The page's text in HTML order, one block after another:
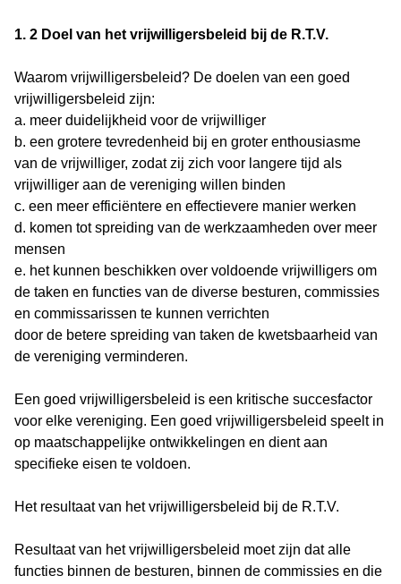
1. 2 Doel van het vrijwilligersbeleid bij de R.T.V.
Waarom vrijwilligersbeleid? De doelen van een goed
vrijwilligersbeleid zijn:
a. meer duidelijkheid voor de vrijwilliger
b. een grotere tevredenheid bij en groter enthousiasme
van de vrijwilliger, zodat zij zich voor langere tijd als
vrijwilliger aan de vereniging willen binden
c. een meer efficiëntere en effectievere manier werken
d. komen tot spreiding van de werkzaamheden over meer
mensen
e. het kunnen beschikken over voldoende vrijwilligers om
de taken en functies van de diverse besturen, commissies
en commissarissen te kunnen verrichten
door de betere spreiding van taken de kwetsbaarheid van
de vereniging verminderen.
Een goed vrijwilligersbeleid is een kritische succesfactor
voor elke vereniging. Een goed vrijwilligersbeleid speelt in
op maatschappelijke ontwikkelingen en dient aan
specifieke eisen te voldoen.
Het resultaat van het vrijwilligersbeleid bij de R.T.V.
Resultaat van het vrijwilligersbeleid moet zijn dat alle
functies binnen de besturen, binnen de commissies en die